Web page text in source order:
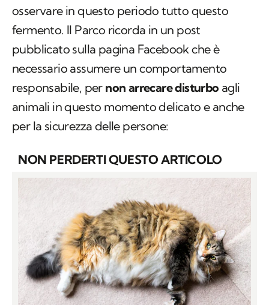
osservare in questo periodo tutto questo
fermento. Il Parco ricorda in un post
pubblicato sulla pagina Facebook che è
necessario assumere un comportamento
responsabile, per non arrecare disturbo agli
animali in questo momento delicato e anche
per la sicurezza delle persone:
NON PERDERTI QUESTO ARTICOLO